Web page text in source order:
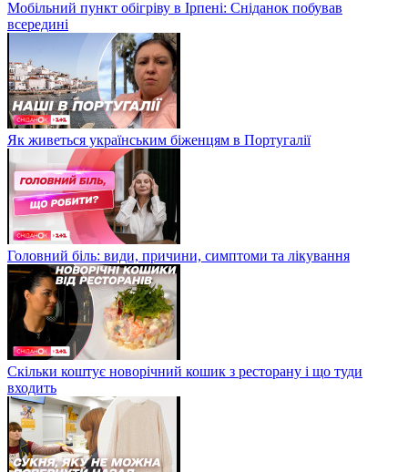
Мобільний пункт обігріву в Ірпені: Сніданок побував
всередині
Як живеться українським біженцям в Португалії
Головний біль: види, причини, симптоми та лікування
Скільки коштує новорічний кошик з ресторану і що туди
входить